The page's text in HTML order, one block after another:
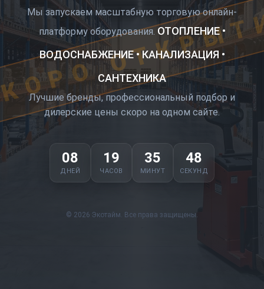
Мы запускаем масштабную торговую онлайн-
платформу оборудования. ОТОПЛЕНИЕ •
ВОДОСНАБЖЕНИЕ • КАНАЛИЗАЦИЯ •
САНТЕХНИКА
Лучшие бренды, профессиональный подбор и
дилерские цены скоро на одном сайте.
08
ДНЕЙ
19
ЧАСОВ
35
МИНУТ
47
СЕКУНД
© 2026 Экотайм. Все права защищены.